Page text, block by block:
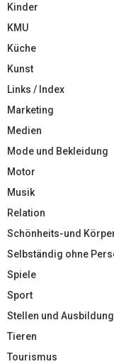
Kinder
KMU
Küche
Kunst
Links / Index
Marketing
Medien
Mode und Bekleidung
Motor
Musik
Relation
Schönheits-und
Selbständig ohne
Spiele
Sport
Stellen und
Tieren
Tourismus